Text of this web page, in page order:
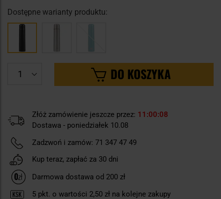
Dostępne warianty produktu:
DO KOSZYKA
Złóż zamówienie jeszcze przez: 11 00 07
Dostawa - poniedziałek 10.08
Zadzwoń i zamów: 71 347 47 49
Kup teraz, zapłać za 30 dni
Darmowa dostawa od 200 zł
5 pkt. o wartości 2,50 zł na kolejne zakupy